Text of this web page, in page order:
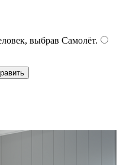
выбрав Самолёт.